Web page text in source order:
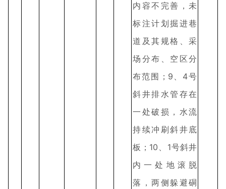
内容不完善，未
标注计划掘进巷
道及其规格、采
场分布、空区分
布范围；9、4号
斜井排水管存在
一处破损，水流
持续冲刷斜井底
板；10、1号斜井
内一处地滚脱
落，两侧躲避硐